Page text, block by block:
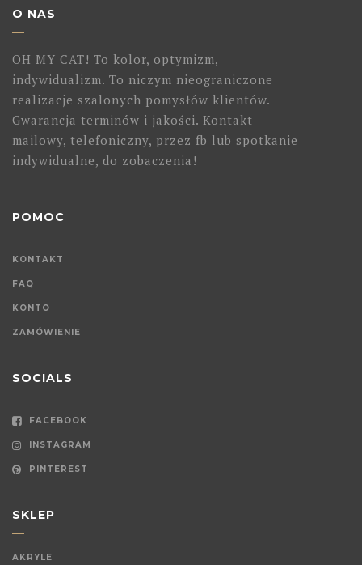
O NAS
OH MY CAT! To kolor, optymizm,
indywidualizm. To niczym nieograniczone
realizacje szalonych pomysłów klientów.
Gwarancja terminów i jakości. Kontakt
mailowy, telefoniczny, przez fb lub spotkanie
indywidualne, do zobaczenia!
POMOC
KONTAKT
FAQ
KONTO
ZAMÓWIENIE
SOCIALS
FACEBOOK
INSTAGRAM
PINTEREST
SKLEP
AKRYLE